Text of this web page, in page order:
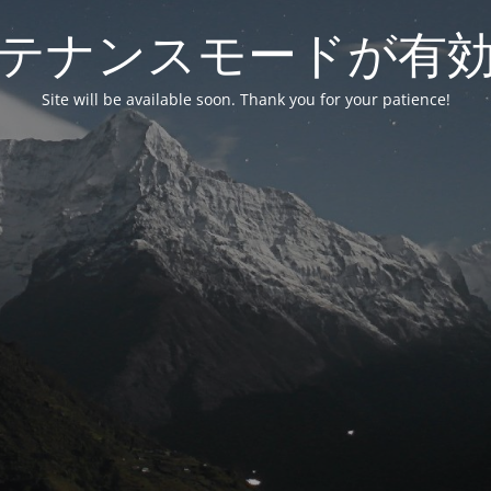
ナンスモードが有
Site will be available soon. Thank you for your patience!